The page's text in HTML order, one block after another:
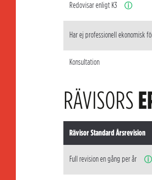
Redovisar enligt K3 ⓘ
Har ej professionell ekonomisk
Konsultation
RÄVISORS
Rävisor Standard Årsrevision
Full revision en gång per år ⓘ